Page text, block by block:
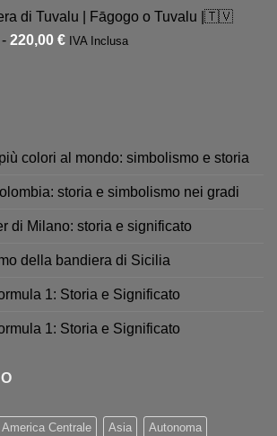
di Tuvalu | Fāgogo o Tuvalu |🇹🇻
- 220,00 € IVA Inclusa
colori al mondo: simbolismo e storia
storia e simbolismo nei gradi
di Milano: storia e significato
della bandiera di Sicilia
1: Storia e Significato
1: Storia e Significato
America Centrale Asia Autonoma